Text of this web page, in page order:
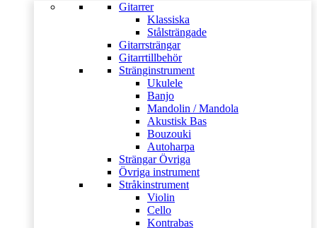
Gitarrer
Klassiska
Stålsträngade
Gitarrsträngar
Gitarrtillbehör
Stränginstrument
Ukulele
Banjo
Mandolin / Mandola
Akustisk Bas
Bouzouki
Autoharpa
Strängar Övriga
Övriga instrument
Stråkinstrument
Violin
Cello
Kontrabas